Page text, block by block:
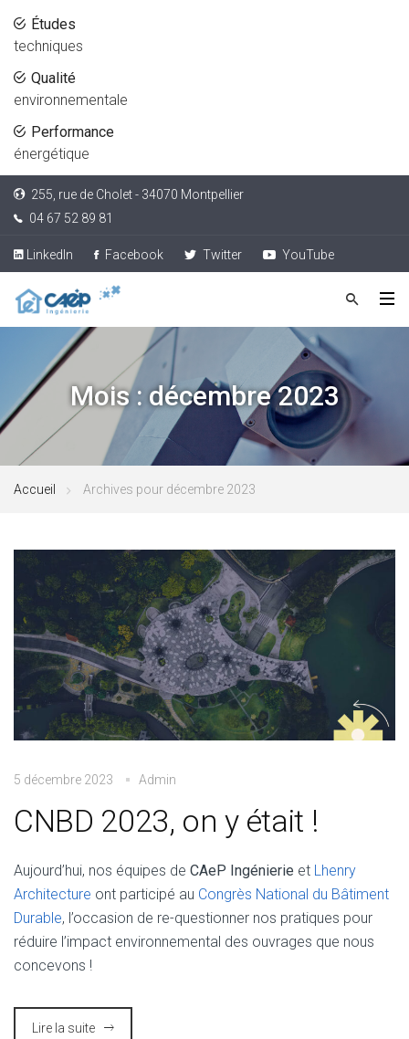
Études
techniques
Qualité
environnementale
Performance
énergétique
255, rue de Cholet - 34070 Montpellier
04 67 52 89 81
LinkedIn Facebook Twitter YouTube
Mois :décembre 2023
Accueil Archives pour décembre 2023
5 décembre 2023 Admin
CNBD 2023, on y était !
Aujourd’hui, nos équipes de CAeP Ingénierie et Lhenry
Architecture ont participé au Congrès National du Bâtiment
Durable, l’occasion de re-questionner nos pratiques pour
réduire l’impact environnemental des ouvrages que nous
concevons !
Lire la suite